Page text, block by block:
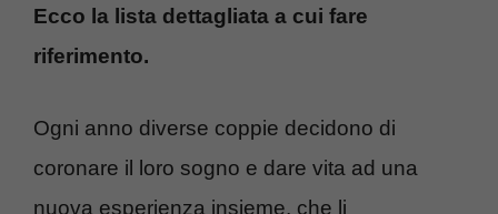
Ecco la lista dettagliata a cui fare
riferimento.
Ogni anno diverse coppie decidono di
coronare il loro sogno e dare vita ad una
nuova esperienza insieme, che li